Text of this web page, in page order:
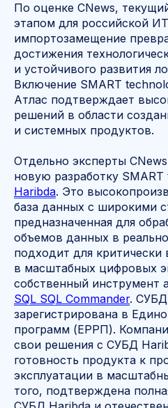
По оценке CNews,
этапом для российской
импортозамещение
достижения
и устойчивого развития
Включение SMART
Атлас подтверждает
решений в области
и системных продуктов.
Отдельно эксперты
новую разработку
Haribda. Это
база данных с широкими
предназначенная для
объемов данных в
подходит для
в масштабных цифровых
собственный
SQL SQL Commander. СУБД
зарегистрирована в
программ (ЕРРП).
свои решения с СУБД
готовность продукта к
эксплуатации в
того, подтверждена